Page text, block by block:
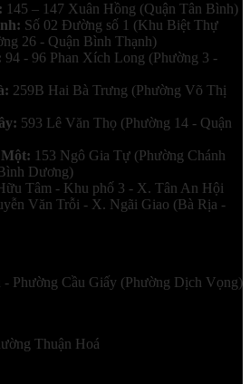
145 – 147 Xuân Hồng (Quận Tân Bình)
Số 02 Đường số 1 (Khu Biệt Thự
26 - Quận Bình Thạnh)
94 - 96 Phan Xích Long (Phường 3 -
259B Hai Bà Trưng (Phường Võ Thị
593 Lê Văn Thọ (Phường 14 - Quận
153 Ngô Gia Tự (Phường Chánh
Dương)
Tâm - Khu phố 3 - X. Tân An Hội
Văn Trỗi - X. Ngãi Giao (Bà Rịa -
Phường Cầu Giấy (Phường Dịch Vọng)
Thuận Hoá